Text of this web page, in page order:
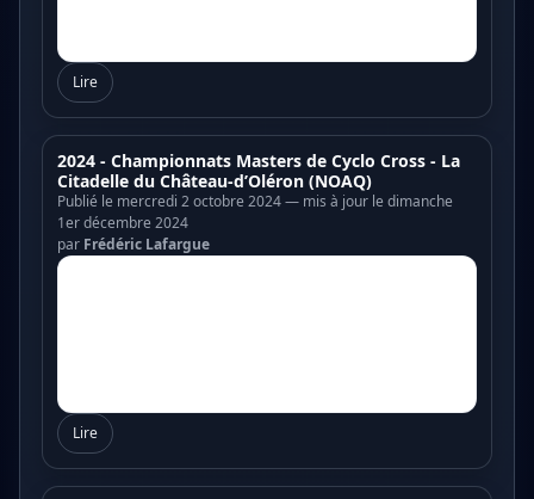
Lire
2024 - Championnats Masters de Cyclo Cross - La
Citadelle du Château-d’Oléron (NOAQ)
Publié le mercredi 2 octobre 2024 — mis à jour le dimanche
1er décembre 2024
par Frédéric Lafargue
Lire